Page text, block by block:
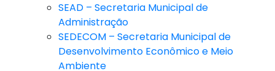
SEAD – Secretaria Municipal de
Administração
SEDECOM – Secretaria Municipal de
Desenvolvimento Econômico e Meio
Ambiente